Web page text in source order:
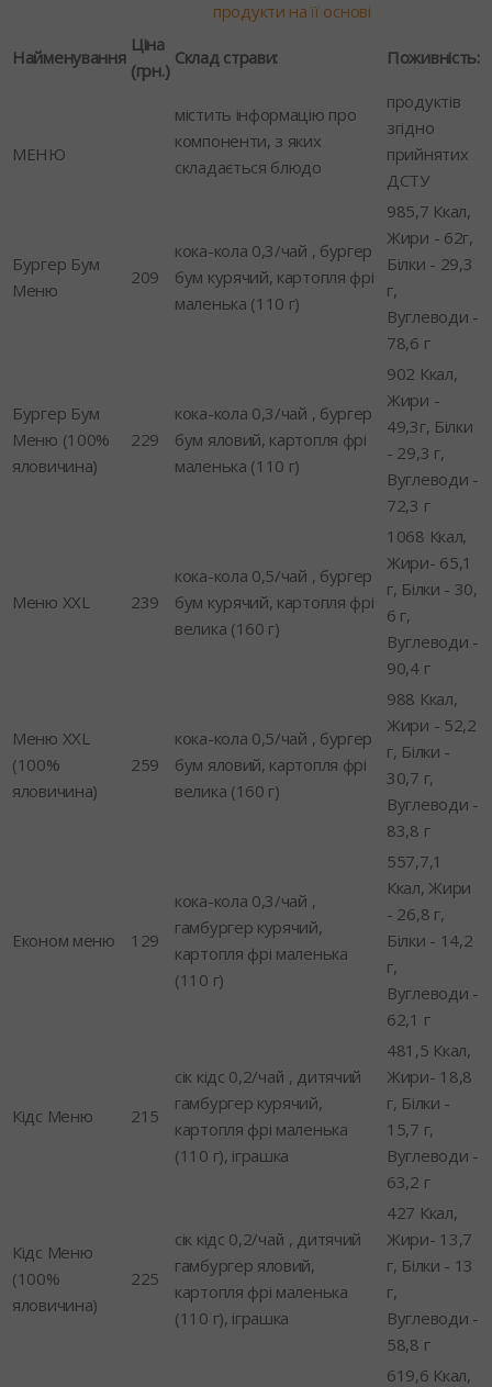
продукти на її основі
Найменування
Ціна
(грн.)
Склад страви: Поживність:
МЕНЮ
містить інформацію про
компоненти, з яких
складається блюдо
продуктів
згідно
прийнятих
ДСТУ
Бургер Бум
Меню
209
кока-кола 0,3/чай , бургер
бум курячий, картопля фрі
маленька (110 г)
985,7 Ккал,
Жири - 62г,
Білки - 29,3
г,
Вуглеводи -
78,6 г
Бургер Бум
Меню (100%
яловичина)
229
кока-кола 0,3/чай , бургер
бум яловий, картопля фрі
маленька (110 г)
902 Ккал,
Жири -
49,3г, Білки
- 29,3 г,
Вуглеводи -
72,3 г
Меню XXL 239
кока-кола 0,5/чай , бургер
бум курячий, картопля фрі
велика (160 г)
1068 Ккал,
Жири- 65,1
г, Білки - 30,
6 г,
Вуглеводи -
90,4 г
Меню XXL
(100%
яловичина)
259
кока-кола 0,5/чай , бургер
бум яловий, картопля фрі
велика (160 г)
988 Ккал,
Жири - 52,2
г, Білки -
30,7 г,
Вуглеводи -
83,8 г
Економ меню 129
кока-кола 0,3/чай ,
гамбургер курячий,
картопля фрі маленька
(110 г)
557,7,1
Ккал, Жири
- 26,8 г,
Білки - 14,2
г,
Вуглеводи -
62,1 г
Кідс Меню 215
сік кідс 0,2/чай , дитячий
гамбургер курячий,
картопля фрі маленька
(110 г), іграшка
481,5 Ккал,
Жири- 18,8
г, Білки -
15,7 г,
Вуглеводи -
63,2 г
Кідс Меню
(100%
яловичина)
225
сік кідс 0,2/чай , дитячий
гамбургер яловий,
картопля фрі маленька
(110 г), іграшка
427 Ккал,
Жири- 13,7
г, Білки - 13
г,
Вуглеводи -
58,8 г
619,6 Ккал,